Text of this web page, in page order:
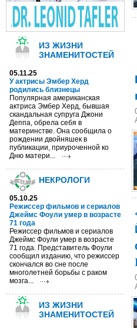
ИЗ ЖИЗНИ
ЗНАМЕНИТОСТЕЙ
05.11.25
У актрисы Эмбер Херд
родились близнецы
Популярная американская
актриса Эмбер Херд, бывшая
скандальная супруга Джони
Деппа, обрела себя в
материнстве. Она сообщила о
рождении двойняшек в
публикации, приуроченной ко
Дню матери...
НЕКРОЛОГИ
05.10.25
Режиссер фильмов и сериалов
Джеймс Фоули умер в возрасте
71 года
Режиссер фильмов и сериалов
Джеймс Фоули умер в возрасте
71 года. Представитель Фоули
сообщил изданию, что режиссер
скончался во сне после
многолетней борьбы с раком
мозга...
ИЗ ЖИЗНИ
ЗНАМЕНИТОСТЕЙ